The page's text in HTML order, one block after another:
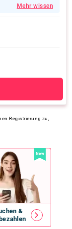
Mehr wissen
Registrierung zu,
New
&